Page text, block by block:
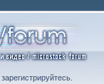
зарегистрируйтесь.